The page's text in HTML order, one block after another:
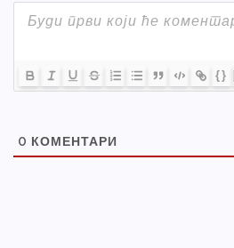
{}
0 КОМЕНТАРИ